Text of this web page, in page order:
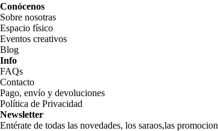
Conócenos
Sobre nosotras
Espacio físico
Eventos creativos
Blog
Info
FAQs
Contacto
Pago, envío y devoluciones
Política de Privacidad
Newsletter
Entérate de todas las novedades, los saraos,las